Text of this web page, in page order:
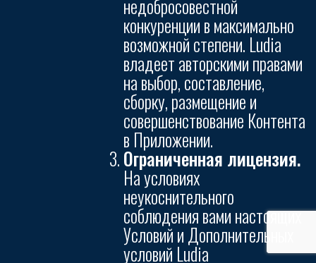
недобросовестной
конкуренции в максимально
возможной степени. Ludia
владеет авторскими правами
на выбор, составление,
сборку, размещение и
совершенствование Контента
в Приложении.
Ограниченная лицензия.
На условиях
неукоснительного
соблюдения вами настоящих
Условий и Дополнительных
условий Ludia